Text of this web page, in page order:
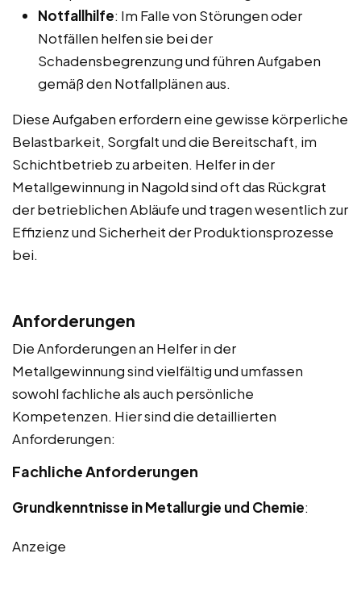
Notfallhilfe: Im Falle von Störungen oder
Notfällen helfen sie bei der
Schadensbegrenzung und führen Aufgaben
gemäß den Notfallplänen aus.
Diese Aufgaben erfordern eine gewisse körperliche
Belastbarkeit, Sorgfalt und die Bereitschaft, im
Schichtbetrieb zu arbeiten. Helfer in der
Metallgewinnung in Nagold sind oft das Rückgrat
der betrieblichen Abläufe und tragen wesentlich zur
Effizienz und Sicherheit der Produktionsprozesse
bei.
Anforderungen
Die Anforderungen an Helfer in der
Metallgewinnung sind vielfältig und umfassen
sowohl fachliche als auch persönliche
Kompetenzen. Hier sind die detaillierten
Anforderungen:
Fachliche Anforderungen
Grundkenntnisse in Metallurgie und Chemie:
Anzeige